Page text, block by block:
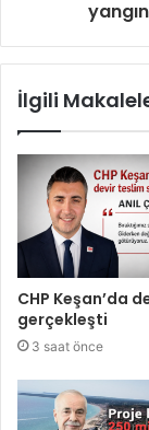
İlgili
CHP Keşan’da
gerçekleşti
3 saat önce